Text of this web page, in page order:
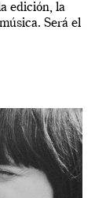
edición, la
Será el